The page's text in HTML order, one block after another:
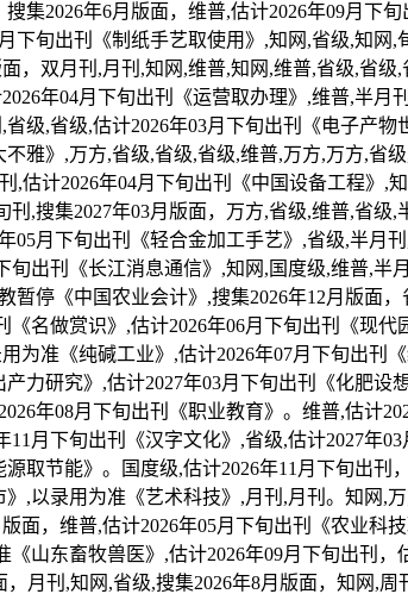
集2026年6月版面，维普,估计2026年09月下
下旬出刊《制纸手艺取使用》,知网,省级,知
，双月刊,月刊,知网,维普,知网,维普,省级,省
年04月下旬出刊《运营取办理》,维普,半
级,省级,估计2026年03月下旬出刊《电子产
雅》,万方,省级,省级,省级,维普,万方,万方,省
,估计2026年04月下旬出刊《中国设备工程》,
刊,搜集2027年03月版面，万方,省级,维普,省
05月下旬出刊《轻合金加工手艺》,省级,半月
旬出刊《长江消息通信》,知网,国度级,维普,
暂停《中国农业会计》,搜集2026年12月版面
《名做赏识》,估计2026年06月下旬出刊《现
为准《纯碱工业》,估计2026年07月下旬出刊
产力研究》,估计2027年03月下旬出刊《化肥
年08月下旬出刊《职业教育》。维普,估计
11月下旬出刊《汉字文化》,省级,估计2027年
取节能》。国度级,估计2026年11月下旬出
,以录用为准《艺术科技》,月刊,月刊。知网,
面，维普,估计2026年05月下旬出刊《农业
山东畜牧兽医》,估计2026年09月下旬出刊
，月刊,知网,省级,搜集2026年8月版面，知网,